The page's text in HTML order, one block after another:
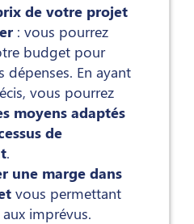
de votre projet
: vous pourrez
budget pour
dépenses. En ayant
vous pourrez
moyens adaptés
de
.
une marge dans
vous permettant
imprévus.